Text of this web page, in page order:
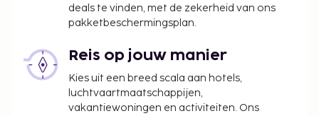
(Internationale luchthaven van Bali) is op de Dag
van de Stilte ook gesloten.
Deze lijst is mogelijk niet volledig. Toeslagen en
borgsommen zijn mogelijk excl. btw en kunnen
deals te vinden, met de zekerheid van ons
pakketbeschermingsplan.
Reis op jouw manier
Kies uit een breed scala aan hotels,
luchtvaartmaatschappijen,
vakantiewoningen en activiteiten. Ons